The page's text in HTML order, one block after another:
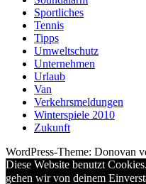
Sportliches
Tennis
Tipps
Umweltschutz
Unternehmen
Urlaub
Van
Verkehrsmeldungen
Winterspiele 2010
Zukunft
WordPress-Theme: Donovan
Diese Website benutzt
gehen wir von deinem